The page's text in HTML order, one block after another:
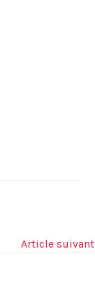
Article suivant